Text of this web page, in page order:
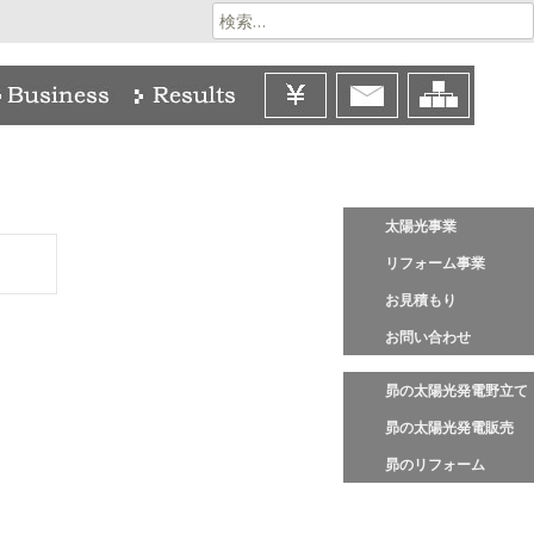
太陽光事業
リフォーム事業
お見積もり
お問い合わせ
昴の太陽光発電野立て
昴の太陽光発電販売
昴のリフォーム
検
索: